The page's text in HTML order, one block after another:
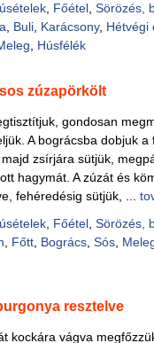
, Főétel, Sörözés,
Buli, Karácsony, Hétvégi
Húsfélék
zúzapörkölt
gondosan
A bográcsba dobjuk a
zsírjára sütjük,
hagymát. A zúzát és
fehéredésig sütjük, ...
, Főétel, Sörözés,
Főtt, Bogrács, Sós,
resztelve
kockára vágva